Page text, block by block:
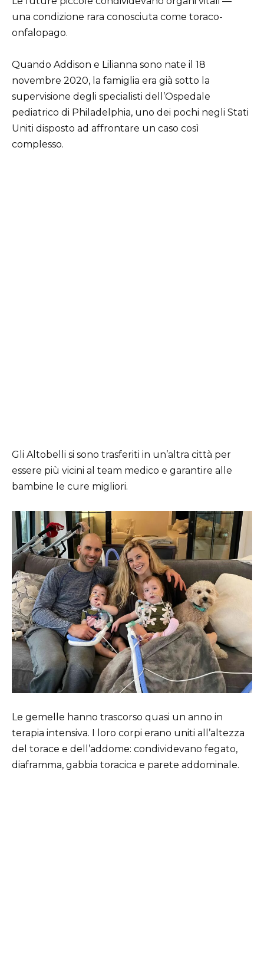
una condizione rara conosciuta come toraco-
onfalopago.
Quando Addison e Lilianna sono nate il 18
novembre 2020, la famiglia era già sotto la
supervisione degli specialisti dell’Ospedale
pediatrico di Philadelphia, uno dei pochi negli Stati
Uniti disposto ad affrontare un caso così
complesso.
Gli Altobelli si sono trasferiti in un’altra città per
essere più vicini al team medico e garantire alle
bambine le cure migliori.
Le gemelle hanno trascorso quasi un anno in
terapia intensiva. I loro corpi erano uniti all’altezza
del torace e dell’addome: condividevano fegato,
diaframma, gabbia toracica e parete addominale.